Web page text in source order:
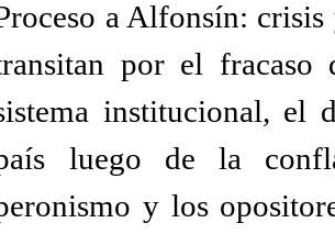
a Alfonsín: crisis
por el
institucional, el
luego de la
y los